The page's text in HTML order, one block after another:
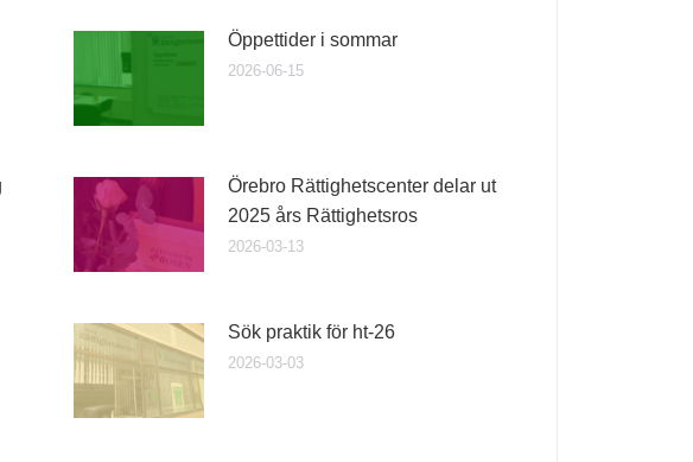
Öppettider i sommar
2026-06-15
Örebro Rättighetscenter delar ut
2025 års Rättighetsros
2026-03-13
Sök praktik för ht-26
2026-03-03